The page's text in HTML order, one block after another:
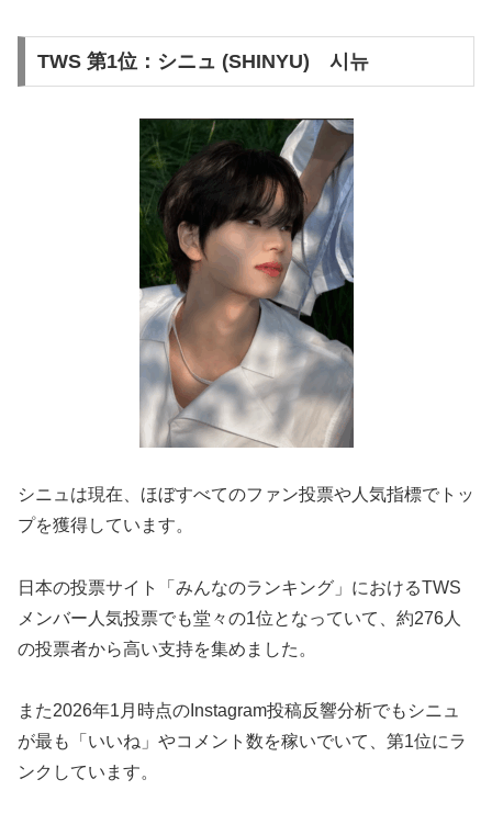
TWS 第1位：シニュ (SHINYU) 시뉴
シニュは現在、ほぼすべてのファン投票や人気指標でトッ
プを獲得しています。
日本の投票サイト「みんなのランキング」におけるTWS
メンバー人気投票でも堂々の1位となっていて、約276人
の投票者から高い支持を集めました​。
また2026年1月時点のInstagram投稿反響分析でもシニュ
が最も「いいね」やコメント数を稼いでいて、第1位にラ
ンクしています​。